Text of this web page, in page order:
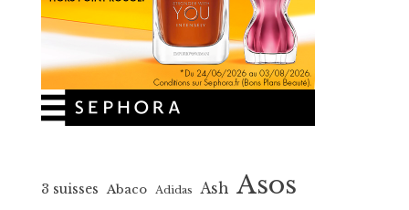
3 suisses Abaco Adidas Ash Asos